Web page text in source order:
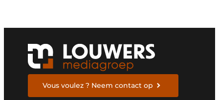
Vous voulez ? Neem contact op